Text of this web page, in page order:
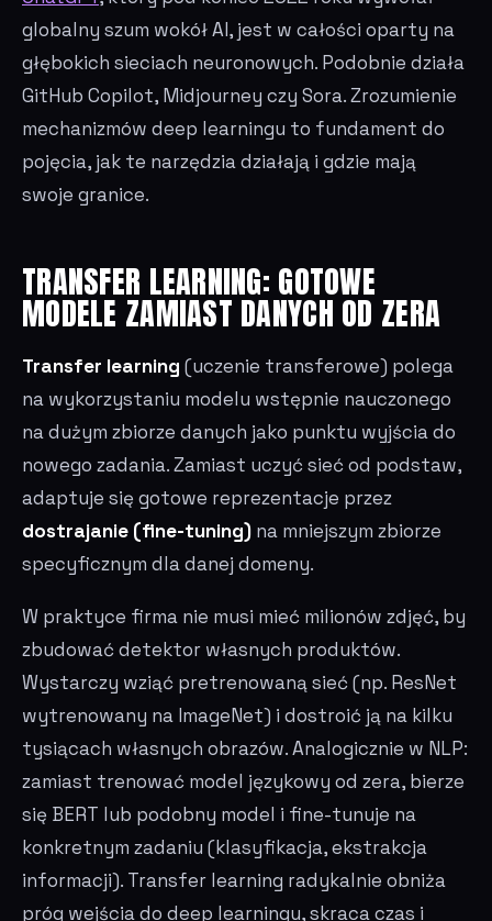
globalny szum wokół AI, jest w całości oparty na
głębokich sieciach neuronowych. Podobnie działa
GitHub Copilot, Midjourney czy Sora. Zrozumienie
mechanizmów deep learningu to fundament do
pojęcia, jak te narzędzia działają i gdzie mają
swoje granice.
TRANSFER LEARNING: GOTOWE
MODELE ZAMIAST DANYCH OD ZERA
Transfer learning (uczenie transferowe) polega
na wykorzystaniu modelu wstępnie nauczonego
na dużym zbiorze danych jako punktu wyjścia do
nowego zadania. Zamiast uczyć sieć od podstaw,
adaptuje się gotowe reprezentacje przez
dostrajanie (fine-tuning) na mniejszym zbiorze
specyficznym dla danej domeny.
W praktyce firma nie musi mieć milionów zdjęć, by
zbudować detektor własnych produktów.
Wystarczy wziąć pretrenowaną sieć (np. ResNet
wytrenowany na ImageNet) i dostroić ją na kilku
tysiącach własnych obrazów. Analogicznie w NLP:
zamiast trenować model językowy od zera, bierze
się BERT lub podobny model i fine-tunuje na
konkretnym zadaniu (klasyfikacja, ekstrakcja
informacji). Transfer learning radykalnie obniża
próg wejścia do deep learningu, skraca czas i